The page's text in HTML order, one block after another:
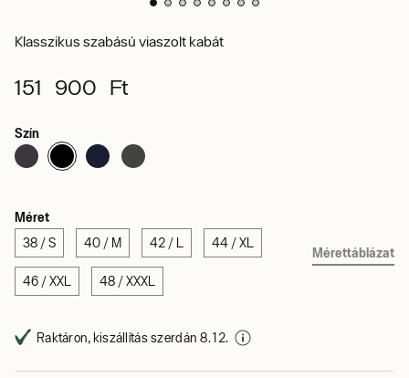
Klasszikus szabású viaszolt kabát
151 900 Ft
Szín
Méret
38 / S 40 / M 42 / L 44 / XL
46 / XXL 48 / XXXL
Mérettáblázat
Raktáron, kiszállítás szerdán 8. 12.